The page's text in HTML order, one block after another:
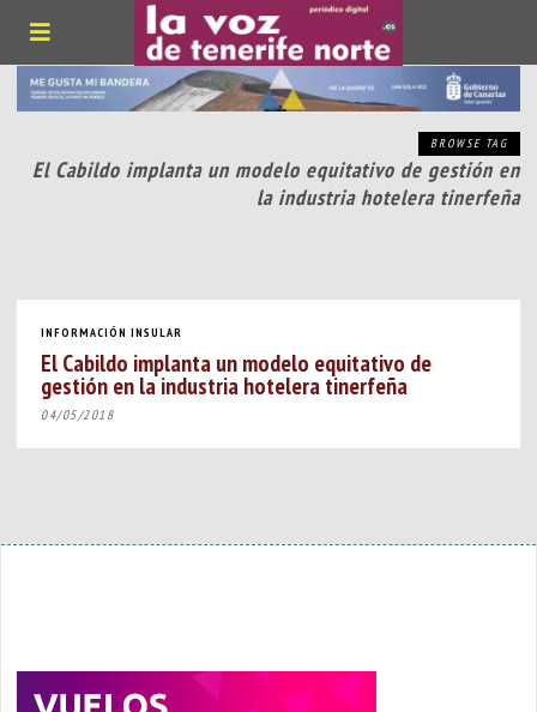
BROWSE TAG
El Cabildo implanta un modelo equitativo de gestión en
la industria hotelera tinerfeña
INFORMACIÓN INSULAR
El Cabildo implanta un modelo equitativo de
gestión en la industria hotelera tinerfeña
04/05/2018